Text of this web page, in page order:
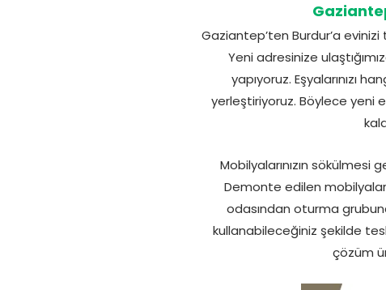
Gaziantep’ten Burdur’a evinizi
Yeni adresinize
yapıyoruz. Eşyalarınızı
yerleştiriyoruz. Böylece yeni
Mobilyalarınızın sökülmesi
Demonte edilen
odasından oturma
kullanabileceğiniz şekilde
çözüm